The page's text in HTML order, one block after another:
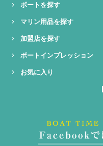
ボートを探す
マリン用品を探す
加盟店を探す
ボートインプレッション
お気に入り